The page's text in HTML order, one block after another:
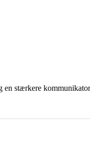
en stærkere